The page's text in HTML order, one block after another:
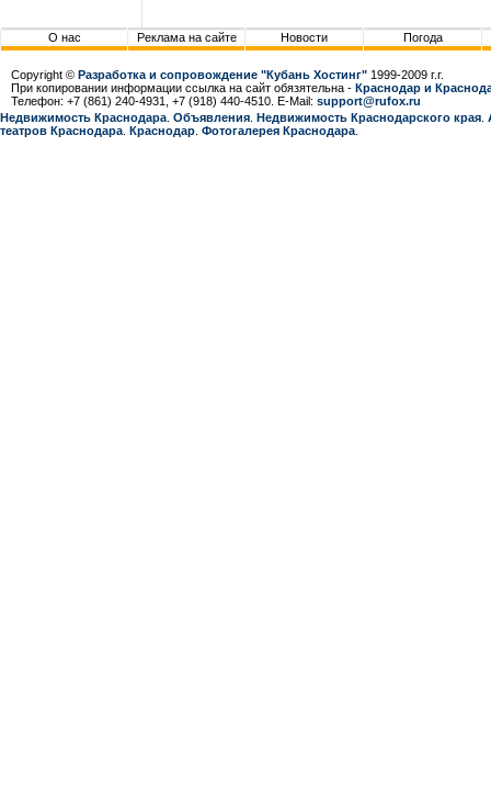
О нас Реклама на сайте Новости Погода
Copyright © Разработка и сопровождение "Кубань Хостинг" 1999-2009 г.г.
При копировании информации ссылка на сайт обязятельна - Краснодар и
Телефон: +7 (861) 240-4931, +7 (918) 440-4510. E-Mail: support@rufox.ru
Недвижимость Краснодара Объявления Недвижимость Краснодарcкого края
театров Краснодара Краснодар Фотогалерея Краснодара